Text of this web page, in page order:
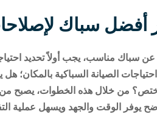
أفضل سباك
سباك مناسب، يجب أولاً تحديد
احتياجات الصيانة السباكية
من خلال هذه الخطوات، يصبح من
يوفر الوقت والجهد ويسهل عملية